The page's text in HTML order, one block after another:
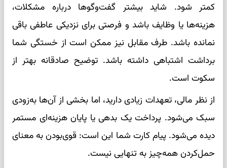
کمتر شود. شاید بیشتر گفت‌وگوها درباره مشکلات،
هزینه‌ها یا وظایف باشد و فرصتی برای نزدیکی عاطفی باقی
نمانده باشد. طرف مقابل نیز ممکن است از خستگی شما
برداشت اشتباهی داشته باشد. توضیح صادقانه بهتر از
سکوت است.
از نظر مالی، تعهدات زیادی دارید، اما بخشی از آن‌ها به‌زودی
سبک می‌شود. پرداخت یک بدهی یا پایان هزینه‌ای مستمر
دیده می‌شود. پیام کارت شما این است: قوی‌بودن به معنای
حمل‌کردن همه‌چیز به تنهایی نیست.